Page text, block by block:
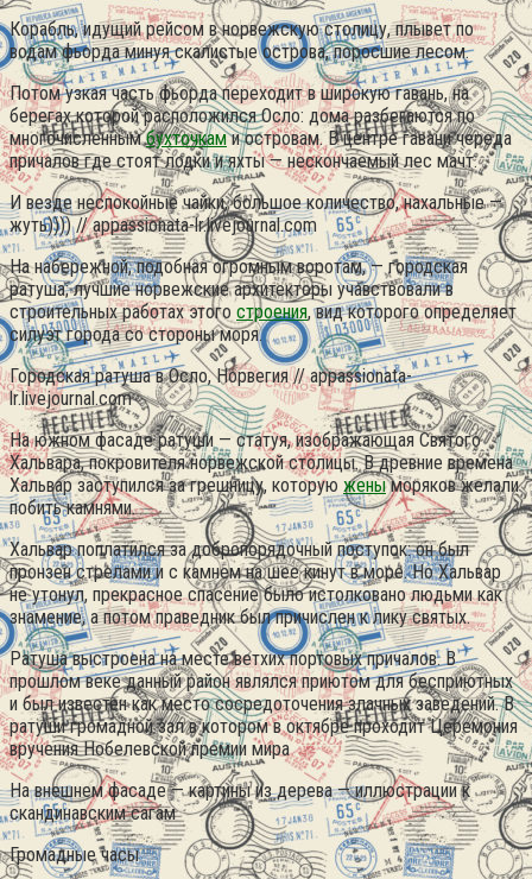
Корабль, идущий рейсом в норвежскую столицу, плывет по
водам фьорда минуя скалистые острова, поросшие лесом.
Потом узкая часть фьорда переходит в широкую гавань, на
берегах которой расположился Осло: дома разбегаются по
многочисленнымбухточками островам. В центре гавани череда
причалов где стоят лодки и яхты — нескончаемый лес мачт.
И везде неспокойные чайки, большое количество, нахальные —
жуть)))) // appassionata-lr.livejournal.com
На набережной, подобная огромным воротам, — городская
ратуша; лучшие норвежские архитекторы учавствовали в
строительных работах этого строения, вид которого определяет
силуэт города со стороны моря.
Городская ратуша в Осло, Норвегия // appassionata-
lr.livejournal.com
На южном фасаде ратуши — статуя, изображающая Святого
Хальвара, покровителя норвежской столицы. В древние времена
Хальвар заступился за грешницу, которую женыморяков желали
побить камнями.
Хальвар поплатился за добропорядочный поступок: он был
пронзен стрелами и с камнем на шее кинут в море. Но Хальвар
не утонул, прекрасное спасение было истолковано людьми как
знамение, а потом праведник был причислен к лику святых.
Ратуша выстроена на месте ветхих портовых причалов. В
прошлом веке данный район являлся приютом для бесприютных
и был известен как место сосредоточения злачных заведений. В
ратуши громадной зал в котором в октябре проходит Церемония
вручения Нобелевской премии мира
На внешнем фасаде — картины из дерева — иллюстрации к
скандинавским сагам
Громадные часы